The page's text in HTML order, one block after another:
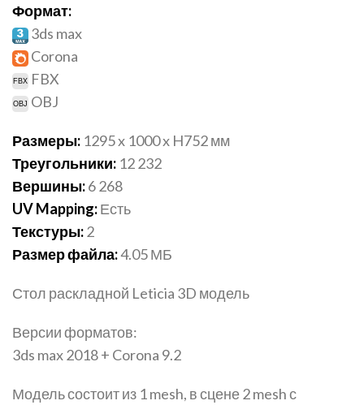
Формат:
3ds max
Corona
FBX
OBJ
Размеры: 1295 x 1000 x H752 мм
Треугольники: 12 232
Вершины:6 268
UV Mapping:Есть
Текстуры:2
Размер файла:4.05 МБ
Стол раскладной Leticia 3D модель
Версии форматов:
3ds max 2018 + Corona 9.2
Модель состоит из 1 mesh, в сцене 2 mesh с